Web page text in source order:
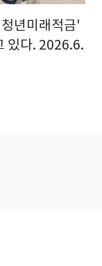
년미래적금'
있다. 2026.6.